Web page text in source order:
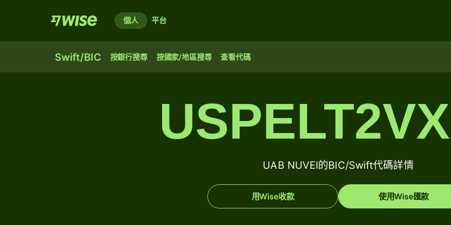
個人 平台
Swift/BIC 按銀行搜尋 按國家/地區搜尋 查看代碼
UAB NUVEI的BIC/Swift代碼詳情
用Wise收款 使用Wise匯款